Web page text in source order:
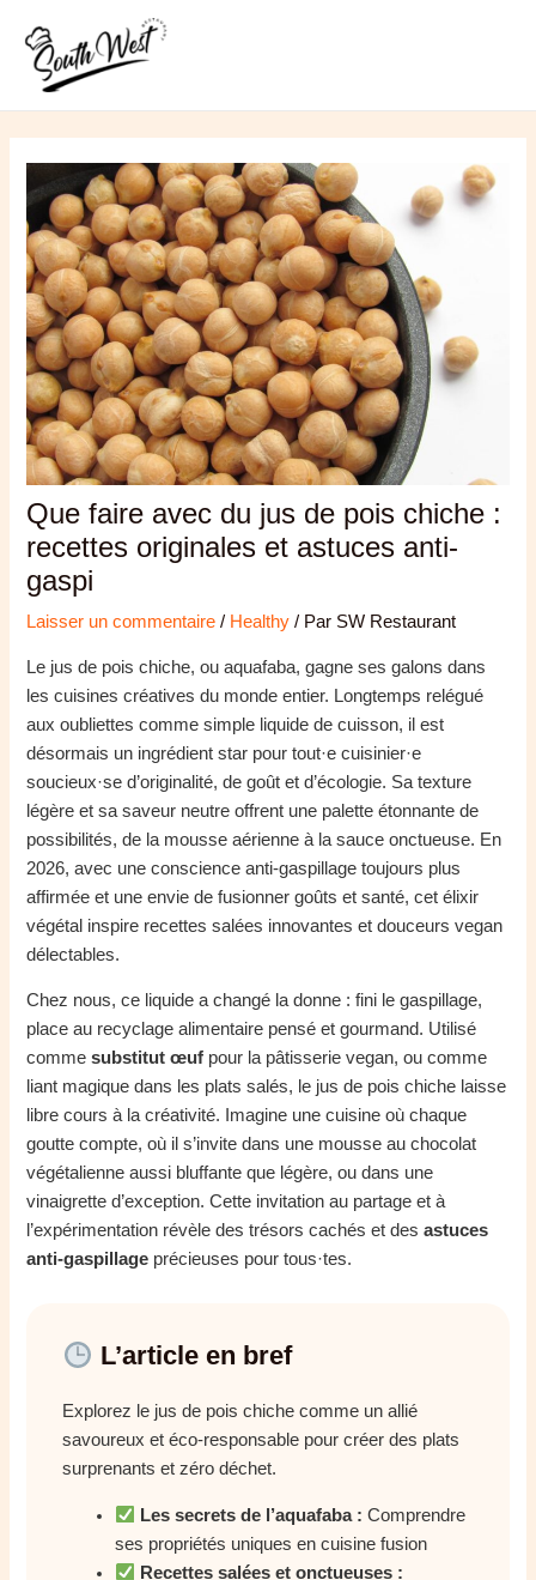
contenu
Que faire avec du jus de pois chiche :
recettes originales et astuces anti-
gaspi
Laisser un commentaire / Healthy / Par SW Restaurant
Le jus de pois chiche, ou aquafaba, gagne ses galons dans
les cuisines créatives du monde entier. Longtemps relégué
aux oubliettes comme simple liquide de cuisson, il est
désormais un ingrédient star pour tout·e cuisinier·e
soucieux·se d’originalité, de goût et d’écologie. Sa texture
légère et sa saveur neutre offrent une palette étonnante de
possibilités, de la mousse aérienne à la sauce onctueuse. En
2026, avec une conscience anti-gaspillage toujours plus
affirmée et une envie de fusionner goûts et santé, cet élixir
végétal inspire recettes salées innovantes et douceurs vegan
délectables.
Chez nous, ce liquide a changé la donne : fini le gaspillage,
place au recyclage alimentaire pensé et gourmand. Utilisé
commesubstitut œuf pour la pâtisserie vegan, ou comme
liant magique dans les plats salés, le jus de pois chiche laisse
libre cours à la créativité. Imagine une cuisine où chaque
goutte compte, où il s’invite dans une mousse au chocolat
végétalienne aussi bluffante que légère, ou dans une
vinaigrette d’exception. Cette invitation au partage et à
l’expérimentation révèle des trésors cachés et desastuces
anti-gaspillage précieuses pour tous·tes.
L’article en bref
Explorez le jus de pois chiche comme un allié
savoureux et éco-responsable pour créer des plats
surprenants et zéro déchet.
Les secrets de l’aquafaba : Comprendre
ses propriétés uniques en cuisine fusion
Recettes salées et onctueuses :